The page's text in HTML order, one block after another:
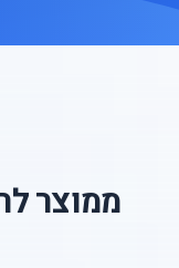
ממוצר